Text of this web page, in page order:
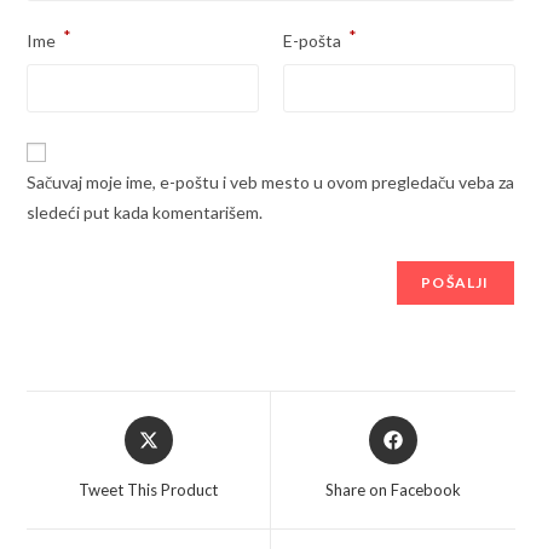
Ime * E-pošta *
Sačuvaj moje ime, e-poštu i veb mesto u ovom pregledaču veba za
sledeći put kada komentarišem.
Opens
in
Tweet This Product
Opens
in
Share on Facebook